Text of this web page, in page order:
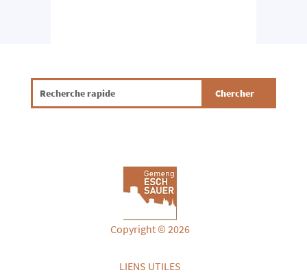
Copyright © 2026
LIENS UTILES